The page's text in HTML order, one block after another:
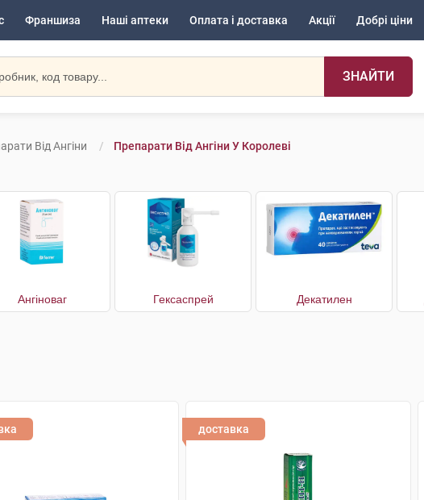
Франшиза Наші аптеки Оплата і доставка Акції Добрі ціни
ЗНАЙТИ
Від Ангіни Препарати Від Ангіни У Королеві
Ангіноваг Гексаспрей Декатилен
доставка